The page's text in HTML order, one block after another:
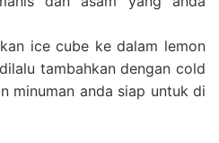
ice cube ke dalam lemon
tambahkan dengan cold
minuman anda siap untuk di